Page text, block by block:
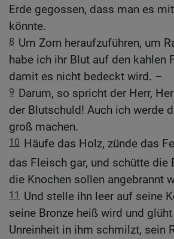
Erde gegossen, dass man es
könnte.
8 Um Zorn heraufzuführen, um
habe ich ihr Blut auf den kahlen
damit es nicht bedeckt wird. –
9 Darum, so spricht der Herr,
der Blutschuld! Auch ich werde
groß machen.
10 Häufe das Holz, zünde das
das Fleisch gar, und schütte die
die Knochen sollen angebrannt
11 Und stelle ihn leer auf seine
seine Bronze heiß wird und
Unreinheit in ihm schmilzt, sein